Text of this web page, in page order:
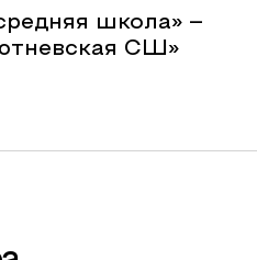
школа» –
СШ»